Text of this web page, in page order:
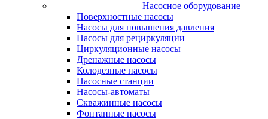
Насосное оборудование
Поверхностные насосы
Насосы для повышения давления
Насосы для рециркуляции
Циркуляционные насосы
Дренажные насосы
Колодезные насосы
Насосные станции
Насосы-автоматы
Скважинные насосы
Фонтанные насосы